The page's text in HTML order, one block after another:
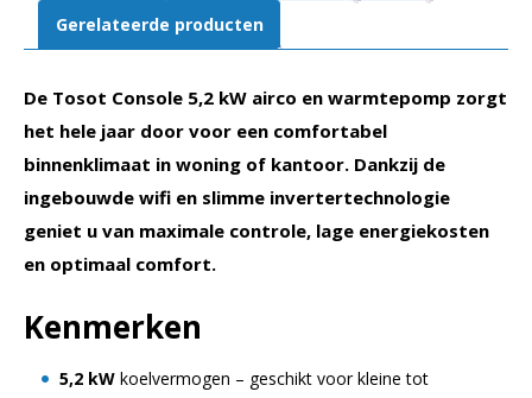
aantal
Gerelateerde producten
De Tosot Console 5,2 kW airco en warmtepomp zorgt
het hele jaar door voor een comfortabel
binnenklimaat in woning of kantoor. Dankzij de
ingebouwde wifi en slimme invertertechnologie
geniet u van maximale controle, lage energiekosten
en optimaal comfort.
Kenmerken
5,2 kW koelvermogen – geschikt voor kleine tot